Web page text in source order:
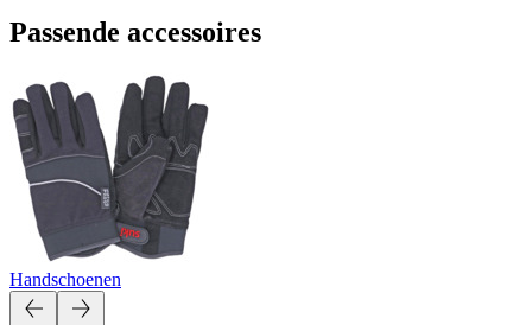
Passende accessoires
Handschoenen